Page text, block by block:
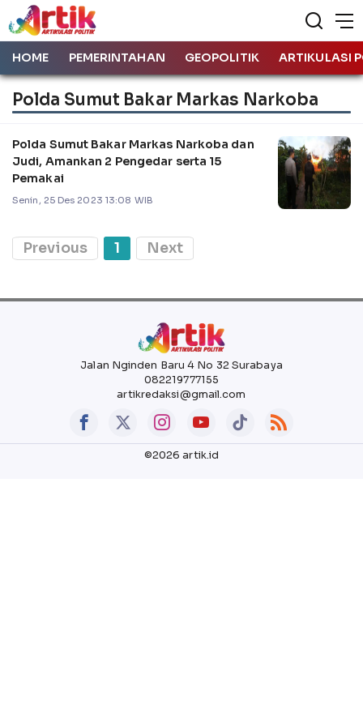
HOME PEMERINTAHAN GEOPOLITIK ARTIKULASI
Polda Sumut Bakar Markas Narkoba
Polda Sumut Bakar Markas Narkoba dan
Judi, Amankan 2 Pengedar serta 15
Pemakai
Senin, 25 Des 2023 13:08 WIB
Previous 1 Next
Jalan Nginden Baru 4 No 32 Surabaya
082219777155
artikredaksi@gmail.com
©2026 artik.id